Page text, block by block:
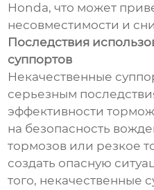
Honda, что может
несовместимости и
Последствия
суппортов
Некачественные
серьезным
эффективности
на безопасность
тормозов или резкое
создать опасную
того, некачественные